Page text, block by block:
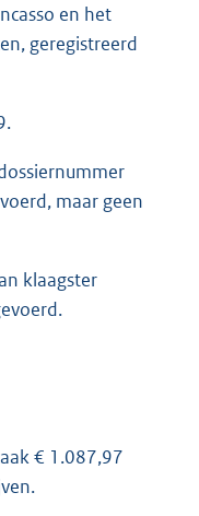
en het
geregistreerd
maar geen
klaagster
€ 1.087,97